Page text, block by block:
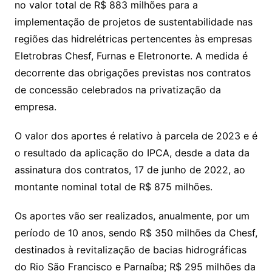
no valor total de R$ 883 milhões para a
implementação de projetos de sustentabilidade nas
regiões das hidrelétricas pertencentes às empresas
Eletrobras Chesf, Furnas e Eletronorte. A medida é
decorrente das obrigações previstas nos contratos
de concessão celebrados na privatização da
empresa.
O valor dos aportes é relativo à parcela de 2023 e é
o resultado da aplicação do IPCA, desde a data da
assinatura dos contratos, 17 de junho de 2022, ao
montante nominal total de R$ 875 milhões.
Os aportes vão ser realizados, anualmente, por um
período de 10 anos, sendo R$ 350 milhões da Chesf,
destinados à revitalização de bacias hidrográficas
do Rio São Francisco e Parnaíba; R$ 295 milhões da